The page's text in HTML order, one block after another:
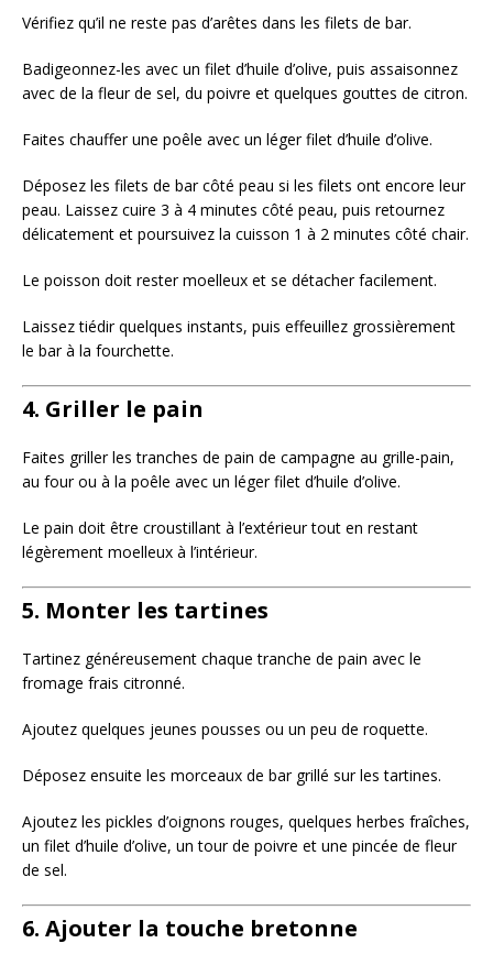
Vérifiez qu’il ne reste pas d’arêtes dans les filets de bar.
Badigeonnez-les avec un filet d’huile d’olive, puis assaisonnez
avec de la fleur de sel, du poivre et quelques gouttes de citron.
Faites chauffer une poêle avec un léger filet d’huile d’olive.
Déposez les filets de bar côté peau si les filets ont encore leur
peau. Laissez cuire 3 à 4 minutes côté peau, puis retournez
délicatement et poursuivez la cuisson 1 à 2 minutes côté chair.
Le poisson doit rester moelleux et se détacher facilement.
Laissez tiédir quelques instants, puis effeuillez grossièrement
le bar à la fourchette.
4. Griller le pain
Faites griller les tranches de pain de campagne au grille-pain,
au four ou à la poêle avec un léger filet d’huile d’olive.
Le pain doit être croustillant à l’extérieur tout en restant
légèrement moelleux à l’intérieur.
5. Monter les tartines
Tartinez généreusement chaque tranche de pain avec le
fromage frais citronné.
Ajoutez quelques jeunes pousses ou un peu de roquette.
Déposez ensuite les morceaux de bar grillé sur les tartines.
Ajoutez les pickles d’oignons rouges, quelques herbes fraîches,
un filet d’huile d’olive, un tour de poivre et une pincée de fleur
de sel.
6. Ajouter la touche bretonne